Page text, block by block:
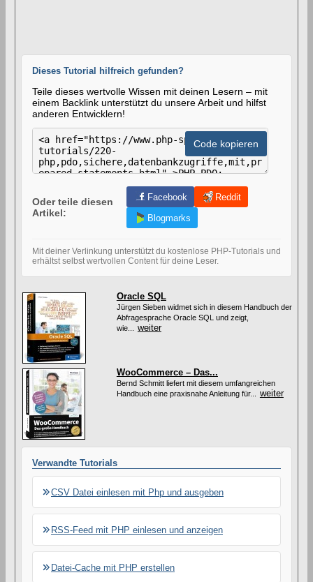
Dieses Tutorial hilfreich gefunden?
Teile dieses wertvolle Wissen mit deinen Lesern – mit
einem Backlink unterstützt du unsere Arbeit und hilfst
anderen Entwicklern!
H
-
d
e
m
V
r
i
k
e
n
i
s
e
s
A
r
t
i
k
e
Code kopieren
Oder teile diesen
Artikel:
Facebook
Reddit
Blogmarks
Mit deiner Verlinkung unterstützt du kostenlose PHP-Tutorials und
erhältst selbst wertvollen Content für deine Leser.
Oracle SQL
Jürgen Sieben widmet sich in diesem Handbuch der
Abfragesprache Oracle SQL und zeigt,
wie... weiter
WooCommerce – Das...
Bernd Schmitt liefert mit diesem umfangreichen
Handbuch eine praxisnahe Anleitung für... weiter
Verwandte Tutorials
CSV Datei einlesen mit Php und ausgeben
RSS-Feed mit PHP einlesen und anzeigen
Datei-Cache mit PHP erstellen